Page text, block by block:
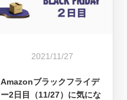
2021/11/27
Amazonブラックフライデ
ー2日目（11/27）に気にな